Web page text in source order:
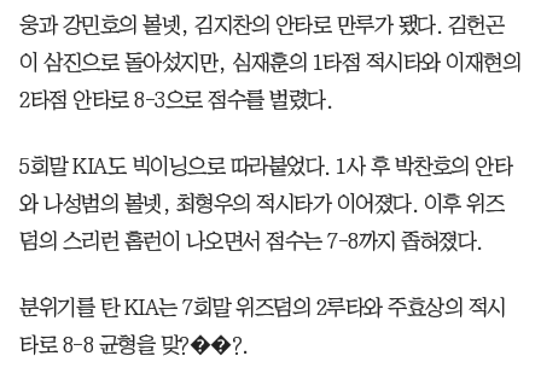
웅과 강민호의 볼넷, 김지찬의 안타로 만루가 됐다. 김헌곤
이 삼진으로 돌아섰지만, 심재훈의 1타점 적시타와 이재현의
2타점 안타로 8-3으로 점수를 벌렸다.
5회말 KIA도 빅이닝으로 따라붙었다. 1사 후 박찬호의 안타
와 나성범의 볼넷, 최형우의 적시타가 이어졌다. 이후 위즈
덤의 스리런 홈런이 나오면서 점수는 7-8까지 좁혀졌다.
분위기를 탄 KIA는 7회말 위즈덤의 2루타와 주효상의 적시
타로 8-8 균형을 맞?��?.